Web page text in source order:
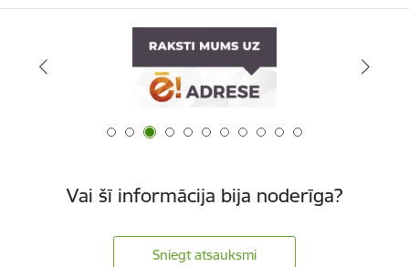
Vai šī informācija bija noderīga?
Sniegt atsauksmi